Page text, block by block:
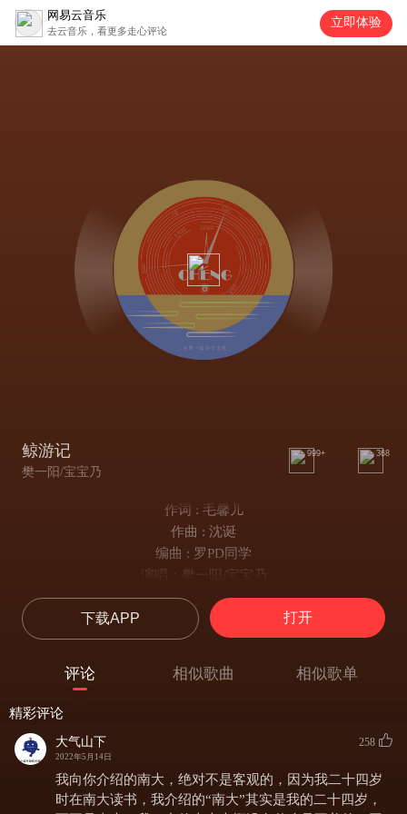
网易云音乐
去云音乐，看更多走心评论
立即体验
鲸游记
樊一阳/宝宝乃
999+ 368
作词 : 毛馨儿
作曲 : 沈诞
编曲 : 罗PD同学
演唱：樊一阳/宝宝乃
监制：姚蔚
弦乐编写：罗佳希
弦乐：国际首席爱乐乐团
和声：樊一阳/宝宝乃
混音棚：2496 TopMusic Studio
OP/ SP：萌马音乐工作室
下载APP 打开
评论 相似歌曲 相似歌单
精彩评论
大气山下
2022年5月14日
258
我向你介绍的南大，绝对不是客观的，因为我二十四岁
时在南大读书，我介绍的“南大”其实是我的二十四岁，